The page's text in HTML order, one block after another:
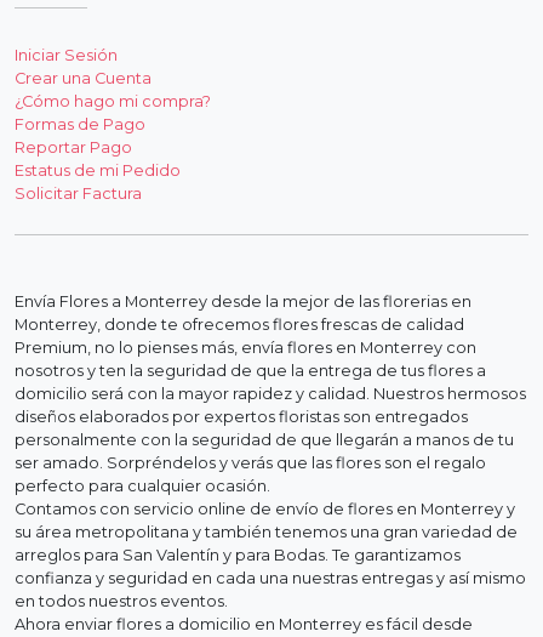
Iniciar Sesión
Crear una Cuenta
¿Cómo hago mi compra?
Formas de Pago
Reportar Pago
Estatus de mi Pedido
Solicitar Factura
Envía Flores a Monterrey desde la mejor de las florerias en
Monterrey, donde te ofrecemos flores frescas de calidad
Premium, no lo pienses más, envía flores en Monterrey con
nosotros y ten la seguridad de que la entrega de tus flores a
domicilio será con la mayor rapidez y calidad. Nuestros hermosos
diseños elaborados por expertos floristas son entregados
personalmente con la seguridad de que llegarán a manos de tu
ser amado. Sorpréndelos y verás que las flores son el regalo
perfecto para cualquier ocasión.
Contamos con servicio online de envío de flores en Monterrey y
su área metropolitana y también tenemos una gran variedad de
arreglos para San Valentín y para Bodas. Te garantizamos
confianza y seguridad en cada una nuestras entregas y así mismo
en todos nuestros eventos.
Ahora enviar flores a domicilio en Monterrey es fácil desde